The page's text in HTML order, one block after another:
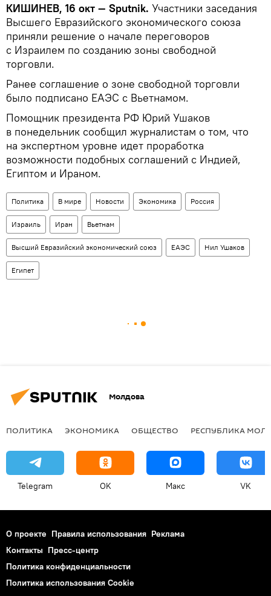
КИШИНЕВ, 16 окт — Sputnik. Участники заседания
Высшего Евразийского экономического союза
приняли решение о начале переговоров
с Израилем по созданию зоны свободной
торговли.
Ранее соглашение о зоне свободной торговли
было подписано ЕАЭС с Вьетнамом.
Помощник президента РФ Юрий Ушаков
в понедельник сообщил журналистам о том, что
на экспертном уровне идет проработка
возможности подобных соглашений с Индией,
Египтом и Ираном.
Политика В мире Новости Экономика Россия
Израиль Иран Вьетнам
Высший Евразийский экономический союз ЕАЭС Нил Ушаков
Египет
Молдова
ПОЛИТИКА ЭКОНОМИКА ОБЩЕСТВО РЕСПУБЛИКА
Telegram OK Макс VK
О проекте Правила использования Реклама
Контакты Пресс-центр
Политика конфиденциальности
Политика использования Cookie